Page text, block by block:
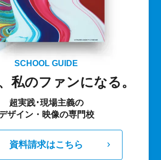
SCHOOL GUIDE
私のファンになる。
超実践･現場主義の
ザイン・映像の専門校
資料請求はこちら